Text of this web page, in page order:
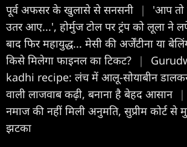
पूर्व अफसर के खुलासे से सनसनी
|
'आप तो
उतर आए...', होर्मुज टोल पर ट्रंप को लूला ने
बाद फिर महायुद्ध... मेसी की अर्जेंटीना या
किसे मिलेगा फाइनल का टिकट?
|
kadhi recipe: लंच में आलू-सोयाबीन डालकर
वाली लाजवाब कढ़ी, बनाना है बेहद आसान |
नमाज की नहीं मिली अनुमति, सुप्रीम कोर्ट से
झटका